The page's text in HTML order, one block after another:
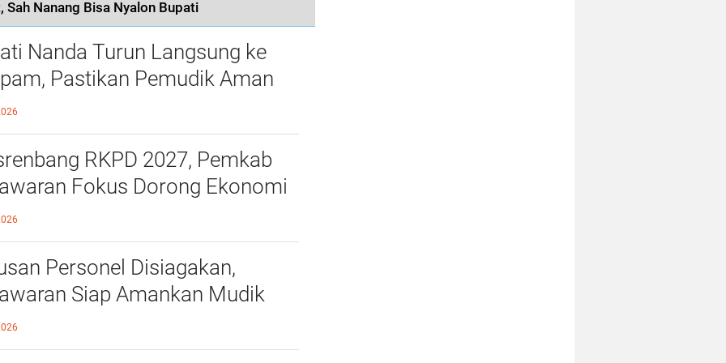
Sah Nanang Bisa Nyalon Bupati
Nanda Turun Langsung ke
Pastikan Pemudik Aman
Melintas di Pesawaran
RKPD 2027, Pemkab
Fokus Dorong Ekonomi
Personel Disiagakan,
Siap Amankan Mudik